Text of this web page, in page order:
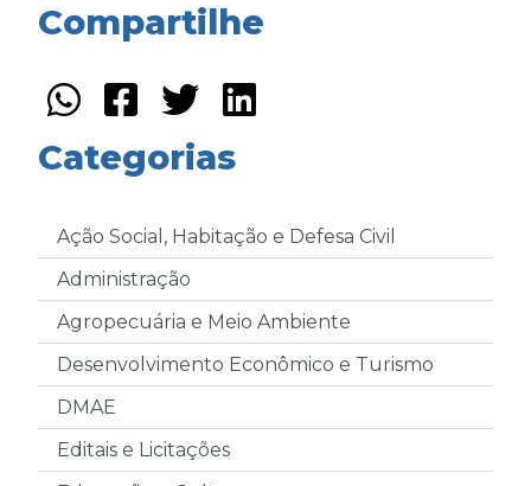
Compartilhe
Categorias
Ação Social, Habitação e Defesa Civil
Administração
Agropecuária e Meio Ambiente
Desenvolvimento Econômico e Turismo
DMAE
Editais e Licitações